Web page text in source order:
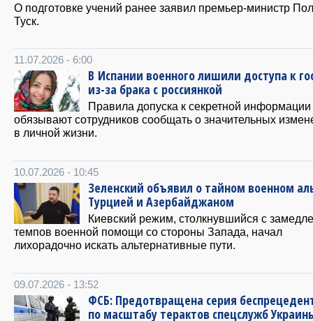
О подготовке учений ранее заявил премьер-министр
Туск.
11.07.2026 - 6:00
В Испании военного лишили доступа к
из-за брака с россиянкой
Правила допуска к секретной информации
обязывают сотрудников сообщать о значительных
в личной жизни.
10.07.2026 - 10:45
Зеленский объявил о тайном военном
Турцией и Азербайджаном
Киевский режим, столкнувшийся с
темпов военной помощи со стороны Запада, начал
лихорадочно искать альтернативные пути.
09.07.2026 - 13:52
ФСБ: Предотвращена серия
по масштабу терактов спецслужб